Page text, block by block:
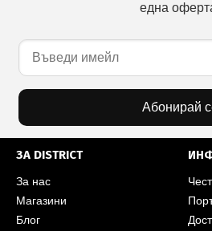
една
Абонирай
ЗА DISTRICT
За нас
Магазини
Блог